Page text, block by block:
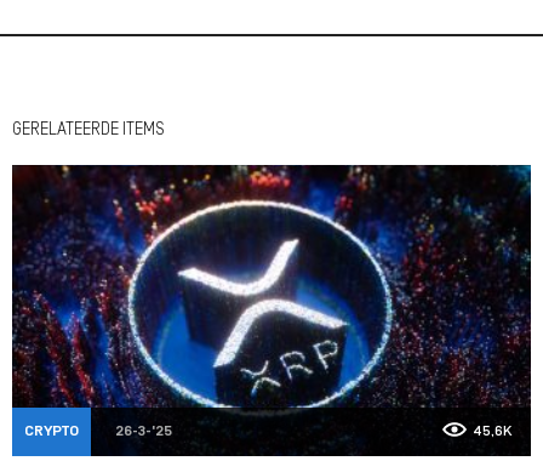
GERELATEERDE ITEMS
CRYPTO 26-3-'25 45,6K